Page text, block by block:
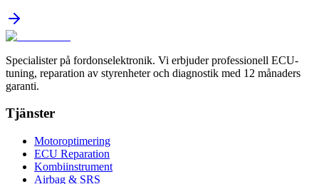
Specialister på fordonselektronik. Vi erbjuder professionell ECU-
tuning, reparation av styrenheter och diagnostik med 12 månaders
garanti.
Tjänster
Motoroptimering
ECU Reparation
Kombiinstrument
Airbag & SRS